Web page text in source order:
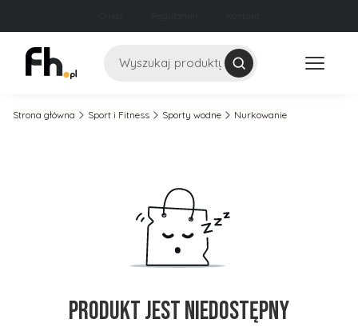
Szukaj
Strona główna Sport i Fitness Sporty wodne Nurkowanie
Produkt jest niedostępny